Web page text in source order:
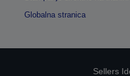
Globalna stranica
Sellers